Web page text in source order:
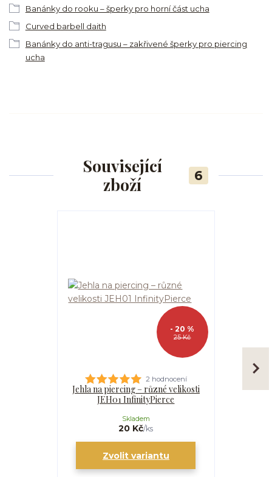
Banánky do rooku – šperky pro horní část ucha
Curved barbell daith
Banánky do anti-tragusu – zakřivené šperky pro piercing
ucha
Související
zboží
6
25 Kč
- 20 %
2 hodnocení
Jehla na piercing – různé velikosti
JEH01 InfinityPierce
20 Kč/ks
Skladem
Zvolit variantu